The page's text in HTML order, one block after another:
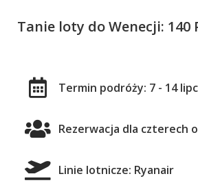
Tanie loty do Wenecji: 140
Termin podróży: 7 - 14
Rezerwacja dla czterech
Linie lotnicze: Ryanair